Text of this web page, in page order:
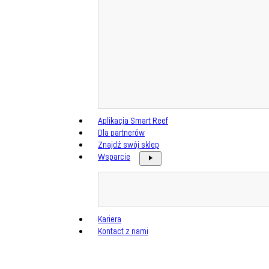
Aplikacja Smart Reef
Dla partnerów
Znajdź swój sklep
Wsparcie
Kariera
Kontact z nami